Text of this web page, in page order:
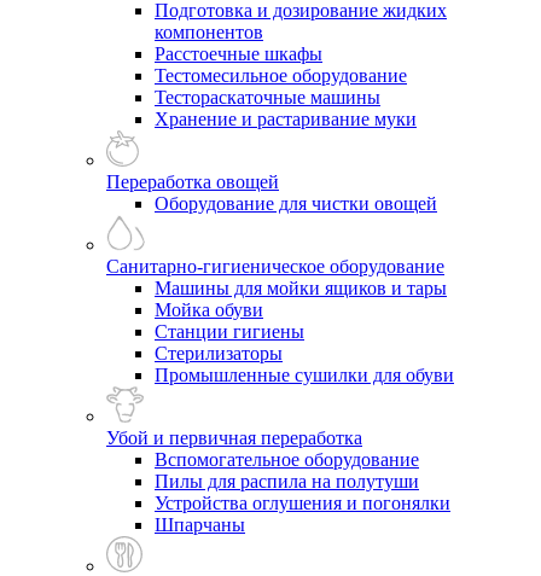
Подготовка и дозирование жидких
компонентов
Расстоечные шкафы
Тестомесильное оборудование
Тестораскаточные машины
Хранение и растаривание муки
Переработка овощей
Оборудование для чистки овощей
Санитарно-гигиеническое оборудование
Машины для мойки ящиков и тары
Мойка обуви
Станции гигиены
Стерилизаторы
Промышленные сушилки для обуви
Убой и первичная переработка
Вспомогательное оборудование
Пилы для распила на полутуши
Устройства оглушения и погонялки
Шпарчаны